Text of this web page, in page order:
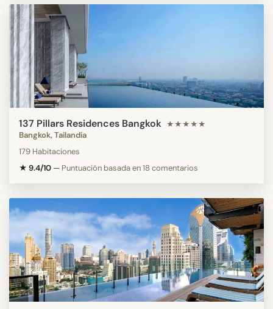
137 Pillars Residences Bangkok ★★★★★
Bangkok, Tailandia
179 Habitaciones
★ 9.4/10 — Puntuación basada en 18 comentarios